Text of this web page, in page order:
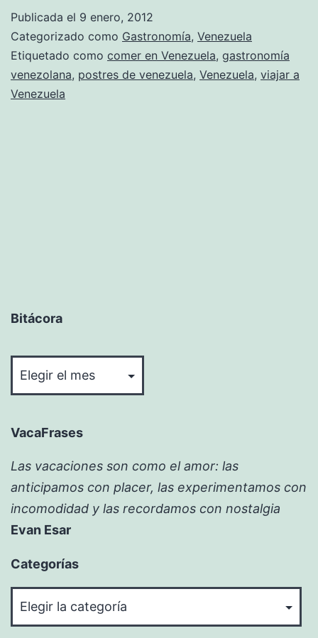
Publicada el 9 enero, 2012
Categorizado como Gastronomía, Venezuela
Etiquetado como comer en Venezuela, gastronomía
venezolana, postres de venezuela, Venezuela, viajar a
Venezuela
Bitácora
VacaFrases
Las vacaciones son como el amor: las
anticipamos con placer, las experimentamos con
incomodidad y las recordamos con nostalgia
Evan Esar
Categorías